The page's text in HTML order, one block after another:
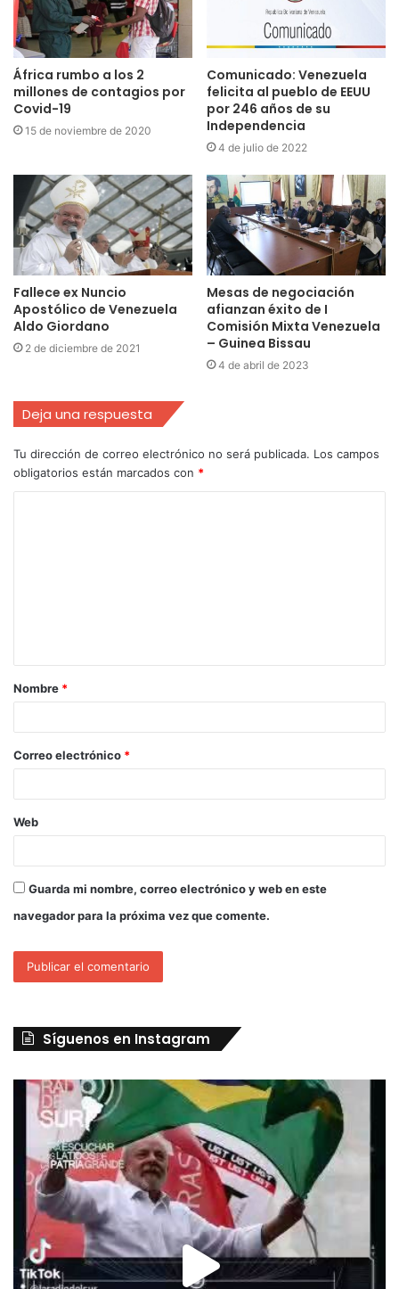
África rumbo a los 2
millones de contagios por
Covid-19
15 de noviembre de 2020
Comunicado: Venezuela
felicita al pueblo de EEUU
por 246 años de su
Independencia
4 de julio de 2022
Fallece ex Nuncio
Apostólico de Venezuela
Aldo Giordano
2 de diciembre de 2021
Mesas de negociación
afianzan éxito de I
Comisión Mixta Venezuela
– Guinea Bissau
4 de abril de 2023
Deja una respuesta
Tu dirección de correo electrónico no será publicada. Los campos
obligatorios están marcados con *
Nombre *
Correo electrónico *
Web
Guarda mi nombre, correo electrónico y web en este
navegador para la próxima vez que comente.
Síguenos en Instagram